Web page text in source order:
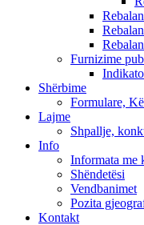
Furnizime
Shërbime
Formulare,
Lajme
Shpallje,
Info
Informata me
Shëndetësi
Vendbanimet
Pozita
Kontakt